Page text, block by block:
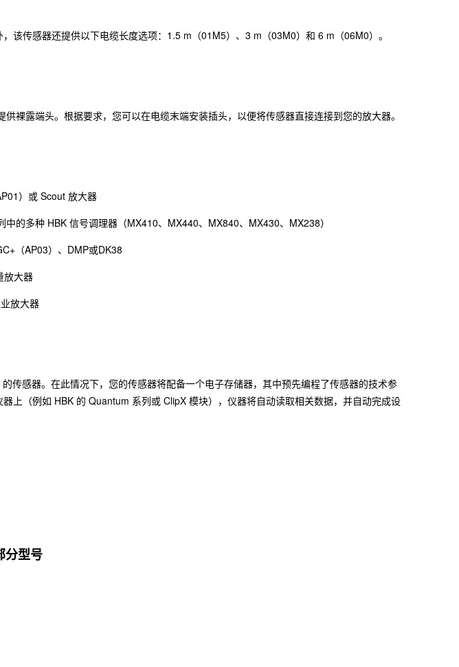
该传感器还提供以下电缆长度选项：1.5 m（01M5）、3 m（03M0）和 6 m（06M0）。
裸露端头。根据要求，您可以在电缆末端安装插头，以便将传感器直接连接到您的放大器。
）或 Scout 放大器
的多种 HBK 信号调理器（MX410、MX440、MX840、MX430、MX238）
（AP03）、DMP或DK38
放大器
放大器
传感器。在此情况下，您的传感器将配备一个电子存储器，其中预先编程了传感器的技术参
上（例如 HBK 的 Quantum 系列或 ClipX 模块），仪器将自动读取相关数据，并自动完成设
分型号